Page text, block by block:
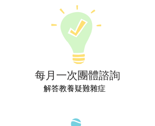
每月一次團體諮詢
解答教養疑難雜症